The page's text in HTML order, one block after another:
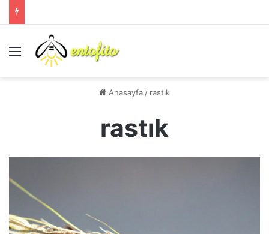
Menü
Anasayfa / rastık
rastık